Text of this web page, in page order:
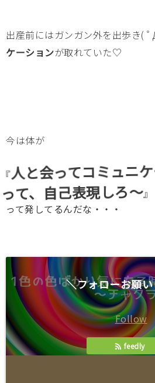
出産前にはガンガン外を出歩き(
ケーションが取れていた♡
今は体が
『人と会ってコミュニ
って、自己表現しろ～
って発してるんだな・・・
＼フォローお願
Follow
feedly